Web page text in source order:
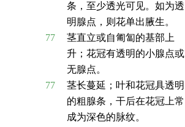
条，至少透光可见。如为透
明腺点，则花单出腋生。
77
茎直立或自匍匐的基部上
升；花冠有透明的小腺点或
无腺点。
77
茎长蔓延；叶和花冠具透明
的粗腺条，干后在花冠上常
成为深色的脉纹。